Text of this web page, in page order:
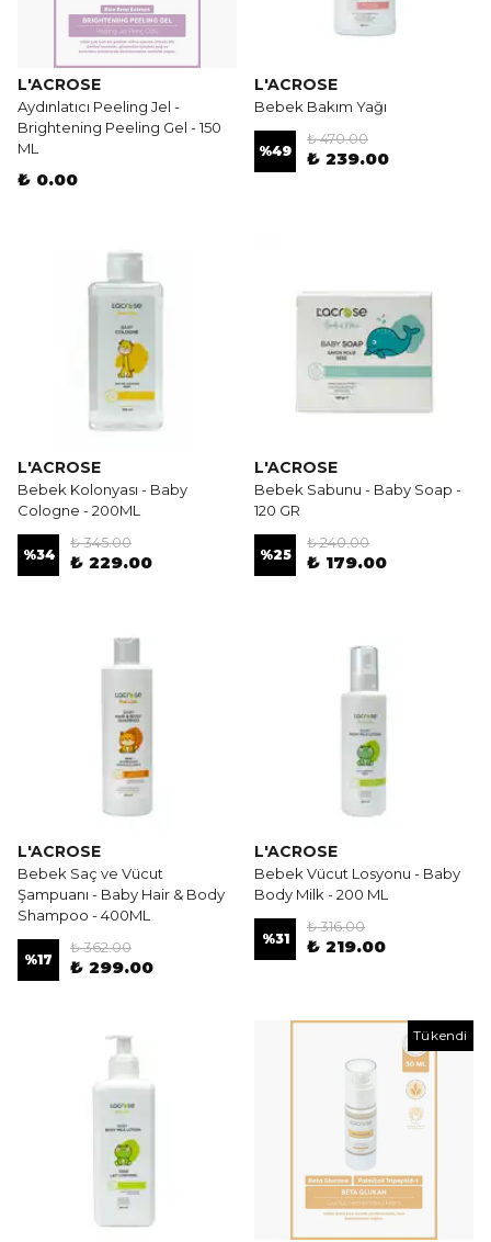
L'ACROSE
Aydınlatıcı Peeling Jel -
Brightening Peeling Gel - 150
ML
₺ 0.00
L'ACROSE
Bebek Bakım Yağı
%49
₺ 470.00
₺ 239.00
L'ACROSE
Bebek Kolonyası - Baby
Cologne - 200ML
%34
₺ 345.00
₺ 229.00
L'ACROSE
Bebek Sabunu - Baby Soap -
120 GR
%25
₺ 240.00
₺ 179.00
L'ACROSE
Bebek Saç ve Vücut
Şampuanı - Baby Hair & Body
Shampoo - 400ML
%17
₺ 362.00
₺ 299.00
L'ACROSE
Bebek Vücut Losyonu - Baby
Body Milk - 200 ML
%31
₺ 316.00
₺ 219.00
Tükendi